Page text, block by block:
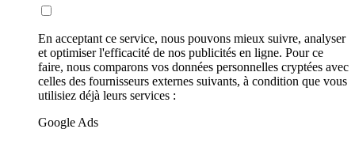
En acceptant ce service, nous pouvons mieux suivre, analyser
et optimiser l'efficacité de nos publicités en ligne. Pour ce
faire, nous comparons vos données personnelles cryptées avec
celles des fournisseurs externes suivants, à condition que vous
utilisiez déjà leurs services :
Google Ads